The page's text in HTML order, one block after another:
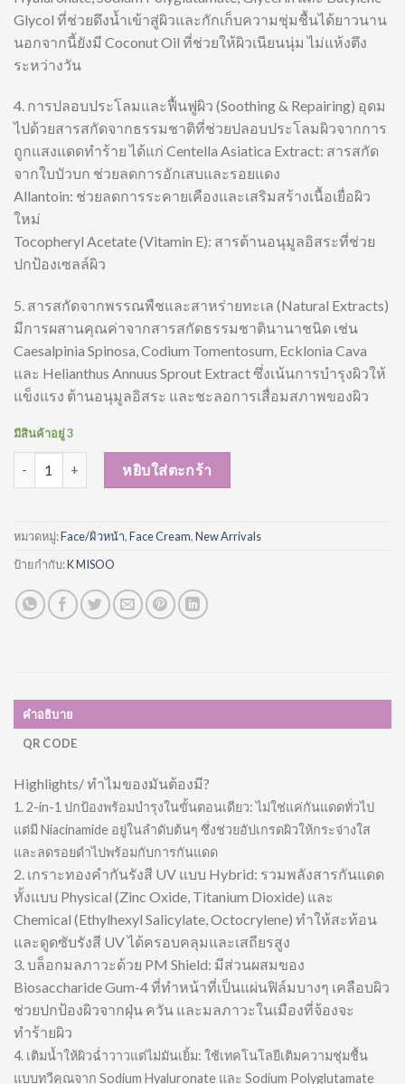
Glycol ที่ช่วยดึงน้ำเข้าสู่ผิวและกักเก็บความชุ่มชื้นได้ยาวนาน
นอกจากนี้ยังมี Coconut Oil ที่ช่วยให้ผิวเนียนนุ่ม ไม่แห้งตึง
ระหว่างวัน
4. การปลอบประโลมและฟื้นฟูผิว (Soothing & Repairing) อุดม
ไปด้วยสารสกัดจากธรรมชาติที่ช่วยปลอบประโลมผิวจากการ
ถูกแสงแดดทำร้าย ได้แก่ Centella Asiatica Extract: สารสกัด
จากใบบัวบก ช่วยลดการอักเสบและรอยแดง
Allantoin: ช่วยลดการระคายเคืองและเสริมสร้างเนื้อเยื่อผิว
ใหม่
Tocopheryl Acetate (Vitamin E): สารต้านอนุมูลอิสระที่ช่วย
ปกป้องเซลล์ผิว
5. สารสกัดจากพรรณพืชและสาหร่ายทะเล (Natural Extracts)
มีการผสานคุณค่าจากสารสกัดธรรมชาตินานาชนิด เช่น
Caesalpinia Spinosa, Codium Tomentosum, Ecklonia Cava
และ Helianthus Annuus Sprout Extract ซึ่งเน้นการบำรุงผิวให้
แข็งแรง ต้านอนุมูลอิสระ และชะลอการเสื่อมสภาพของผิว
มีสินค้าอยู่ 3
จำนวน K MISOO AQUA VEIL SUN SERUM SPF50PA++++ ชิ้น
หยิบใส่ตะกร้า
หมวดหมู่:Face/ผิวหน้า,Face Cream,New Arrivals
ป้ายกำกับ:K MISOO
คำอธิบาย
QR CODE
Highlights/ ทำไมของมันต้องมี?
1. 2-in-1 ปกป้องพร้อมบำรุงในขั้นตอนเดียว: ไม่ใช่แค่กันแดดทั่วไป
แต่มี Niacinamide อยู่ในลำดับต้นๆ ซึ่งช่วยอัปเกรดผิวให้กระจ่างใส
และลดรอยดำไปพร้อมกับการกันแดด
2. เกราะทองคำกันรังสี UV แบบ Hybrid: รวมพลังสารกันแดด
ทั้งแบบ Physical (Zinc Oxide, Titanium Dioxide) และ
Chemical (Ethylhexyl Salicylate, Octocrylene) ทำให้สะท้อน
และดูดซับรังสี UV ได้ครอบคลุมและเสถียรสูง
3. บล็อกมลภาวะด้วย PM Shield: มีส่วนผสมของ
Biosaccharide Gum-4 ที่ทำหน้าที่เป็นแผ่นฟิล์มบางๆ เคลือบผิว
ช่วยปกป้องผิวจากฝุ่น ควัน และมลภาวะในเมืองที่จ้องจะ
ทำร้ายผิว
4. เติมน้ำให้ผิวฉ่ำวาวแต่ไม่มันเยิ้ม: ใช้เทคโนโลยีเติมความชุ่มชื้น
แบบทวีคูณจาก Sodium Hyaluronate และ Sodium Polyglutamate